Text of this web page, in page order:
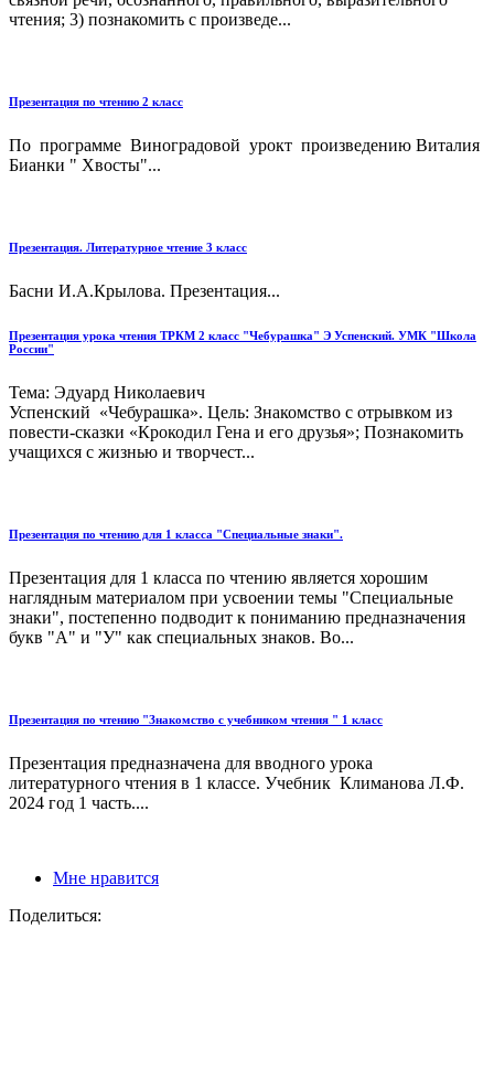
чтения; 3) познакомить с произведе...
Презентация по чтению 2 класс
По программе Виноградовой урокт произведению Виталия
Бианки " Хвосты"...
Презентация. Литературное чтение 3 класс
Басни И.А.Крылова. Презентация...
Презентация урока чтения ТРКМ 2 класс "Чебурашка" Э Успенский. УМК "Школа
России"
Тема: Эдуард Николаевич
Успенский «Чебурашка». Цель: Знакомство с отрывком из
повести-сказки «Крокодил Гена и его друзья»; Познакомить
учащихся с жизнью и творчест...
Презентация по чтению для 1 класса "Специальные знаки".
Презентация для 1 класса по чтению является хорошим
наглядным материалом при усвоении темы "Специальные
знаки", постепенно подводит к пониманию предназначения
букв "А" и "У" как специальных знаков. Во...
Презентация по чтению "Знакомство с учебником чтения " 1 класс
Презентация предназначена для вводного урока
литературного чтения в 1 классе. Учебник Климанова Л.Ф.
2024 год 1 часть....
Мне нравится
Поделиться: